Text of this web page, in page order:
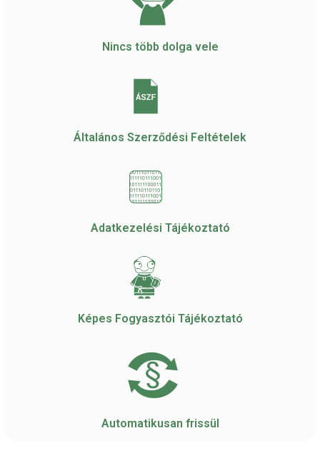
Nincs több dolga vele
Általános Szerződési Feltételek
Adatkezelési Tájékoztató
Képes Fogyasztói Tájékoztató
Automatikusan frissül